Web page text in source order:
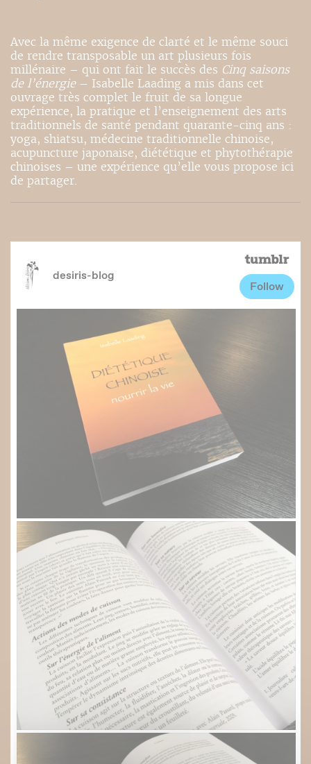
Avec la même exigence de clarté et le même souci
de rendre transposable un art plusieurs fois
millénaire – qui ont fait le succès des Cinq saisons
de l’énergie– Isabelle Laading a mis dans cet
ouvrage très complet le fruit de sa longue
expérience, la pratique et l’enseignement des arts
traditionnels de santé pendant quarante-cinq ans :
yoga, shiatsu, médecine traditionnelle chinoise,
acupuncture japonaise, diététique et phytothérapie
chinoises – une expérience qu’elle vous propose ici
de partager.